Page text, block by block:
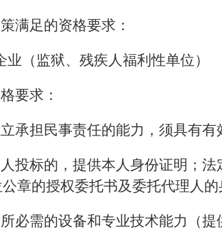
满足的资格要求：
（监狱、残疾人福利性单位）
要求：
承担民事责任的能力，须具有有
人投标的，提供本人身份证明；
章的授权委托书及委托代理人的
必需的设备和专业技术能力（提